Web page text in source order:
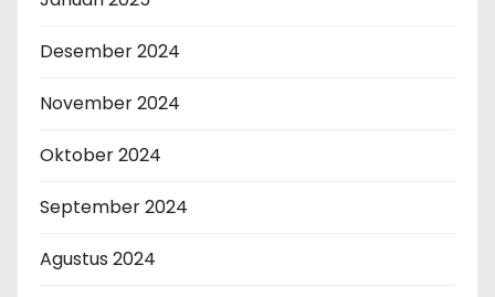
Desember 2024
November 2024
Oktober 2024
September 2024
Agustus 2024